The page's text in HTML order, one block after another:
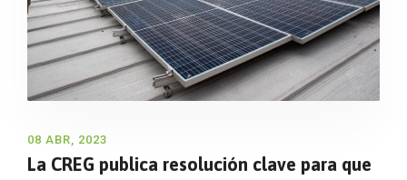
08 ABR, 2023
La CREG publica resolución clave para que